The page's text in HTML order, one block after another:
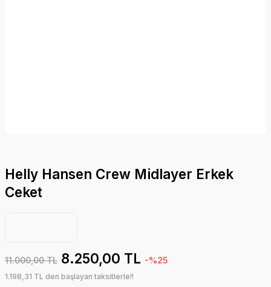
Helly Hansen Crew Midlayer Erkek
Ceket
11.000,00 TL 8.250,00 TL -%25
1.198,31 TL den başlayan taksitlerle!!